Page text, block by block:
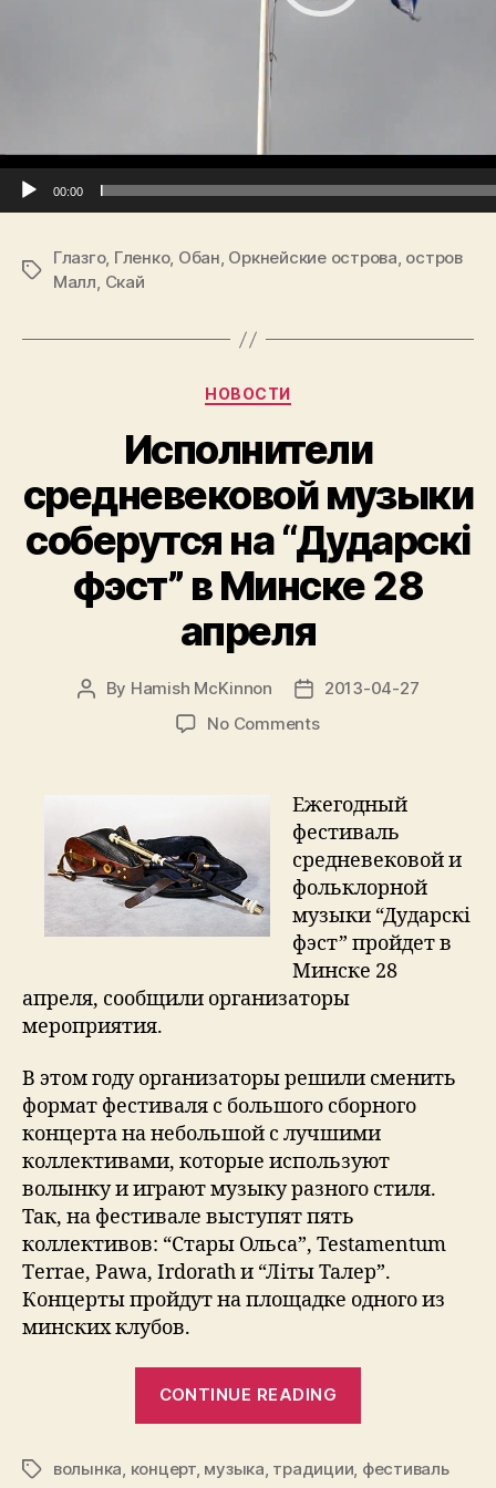
00:00
Tags
Глазго, Гленко, Обан, Оркнейские острова, остров
Малл, Скай
Categories
НОВОСТИ
Исполнители
средневековой музыки
соберутся на “Дударскі
фэст” в Минске 28
апреля
Post
By Hamish McKinnon
Post2013-04-27
No Commentson
соберутся
на
“Дударскі
фэст”
в
Минске
28
апреля
Ежегодный
фестиваль
средневековой и
фольклорной
музыки “Дударскі
фэст” пройдет в
Минске 28
апреля, сообщили организаторы
мероприятия.
В этом году организаторы решили сменить
формат фестиваля с большого сборного
концерта на небольшой с лучшими
коллективами, которые используют
волынку и играют музыку разного стиля.
Так, на фестивале выступят пять
коллективов: “Стары Ольса”, Testamentum
Тerrae, Pawa, Irdorath и “Лiты Талер”.
Концерты пройдут на площадке одного из
минских клубов.
CONTINUE READING
соберутся
Tagsволынка концерт, музыка традиции фестиваль